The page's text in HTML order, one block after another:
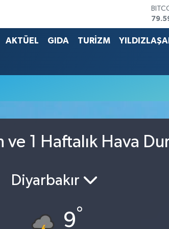
AKTÜEL GIDA TURİZM
ve 1 Haftalık Hava
Diyarbakır
9°